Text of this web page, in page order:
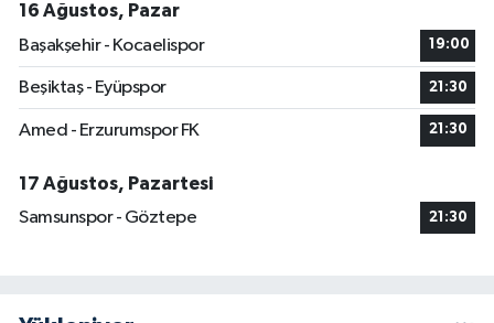
16 Ağustos, Pazar
Başakşehir - Kocaelispor
19:00
Beşiktaş - Eyüpspor 21:30
Amed - Erzurumspor FK 21:30
17 Ağustos, Pazartesi
Samsunspor - Göztepe
21:30